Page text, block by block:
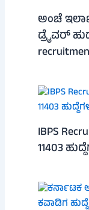
ಅಂಚೆ
ಡ್ರೈವರ್
IBPS
11403